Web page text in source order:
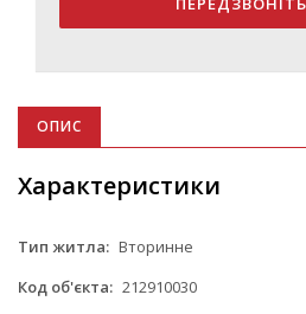
ОПИС
Характеристики
Тип житла: Вторинне
Код об'єкта: 212910030